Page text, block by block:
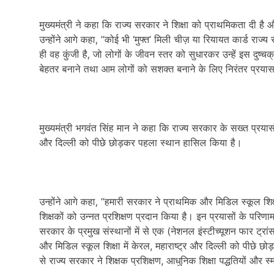
मुख्यमंत्री ने कहा कि राज्य सरकार ने शिक्षा को प्राथमिकता दी
उन्होंने आगे कहा, “कोई भी ‘मुफ्त’ मिली चीज़ या रियायत कार्ड
ही वह कुंजी है, जो लोगों के जीवन स्तर को सुधारकर उन्हें इस
बेहतर बनाने तथा आम लोगों को सशक्त बनाने के लिए निरंतर
मुख्यमंत्री भगवंत सिंह मान ने कहा कि राज्य सरकार के सख्त
और दिल्ली को पीछे छोड़कर पहला स्थान हासिल किया है।
उन्होंने आगे कहा, “हमारी सरकार ने प्राथमिक और मिडिल स्कूल
शिक्षकों को उन्नत प्रशिक्षण प्रदान किया है। इन प्रयासों के
सरकार के प्रमुख संस्थानों में से एक (नेशनल इंस्टीच्यूशन फार
और मिडिल स्कूल शिक्षा में केरल, महाराष्ट्र और दिल्ली को पीछे
से राज्य सरकार ने शिक्षक प्रशिक्षण, आधुनिक शिक्षा पद्धतियों